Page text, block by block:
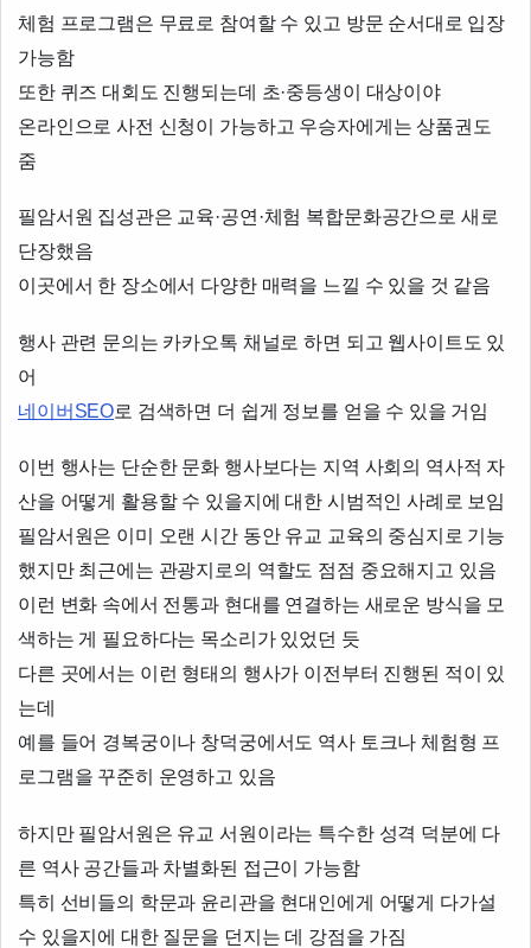
체험 프로그램은 무료로 참여할 수 있고 방문 순서대로 입장
가능함
또한 퀴즈 대회도 진행되는데 초·중등생이 대상이야
온라인으로 사전 신청이 가능하고 우승자에게는 상품권도
줌
필암서원 집성관은 교육·공연·체험 복합문화공간으로 새로
단장했음
이곳에서 한 장소에서 다양한 매력을 느낄 수 있을 것 같음
행사 관련 문의는 카카오톡 채널로 하면 되고 웹사이트도 있
어
네이버SEO로 검색하면 더 쉽게 정보를 얻을 수 있을 거임
이번 행사는 단순한 문화 행사보다는 지역 사회의 역사적 자
산을 어떻게 활용할 수 있을지에 대한 시범적인 사례로 보임
필암서원은 이미 오랜 시간 동안 유교 교육의 중심지로 기능
했지만 최근에는 관광지로의 역할도 점점 중요해지고 있음
이런 변화 속에서 전통과 현대를 연결하는 새로운 방식을 모
색하는 게 필요하다는 목소리가 있었던 듯
다른 곳에서는 이런 형태의 행사가 이전부터 진행된 적이 있
는데
예를 들어 경복궁이나 창덕궁에서도 역사 토크나 체험형 프
로그램을 꾸준히 운영하고 있음
하지만 필암서원은 유교 서원이라는 특수한 성격 덕분에 다
른 역사 공간들과 차별화된 접근이 가능함
특히 선비들의 학문과 윤리관을 현대인에게 어떻게 다가설
수 있을지에 대한 질문을 던지는 데 강점을 가짐